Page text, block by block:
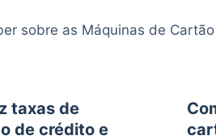
sobre as Máquinas de
taxas de
de crédito e